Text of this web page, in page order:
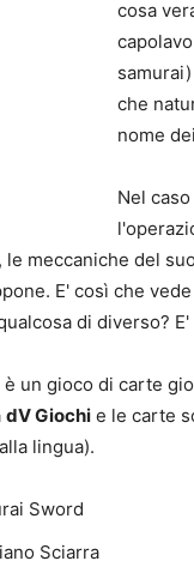
cosa
che
nome
Nel
le meccaniche del
E' così che
di diverso?
è un gioco di carte
dV Giochi e le carte
lingua).
Sword
Sciarra